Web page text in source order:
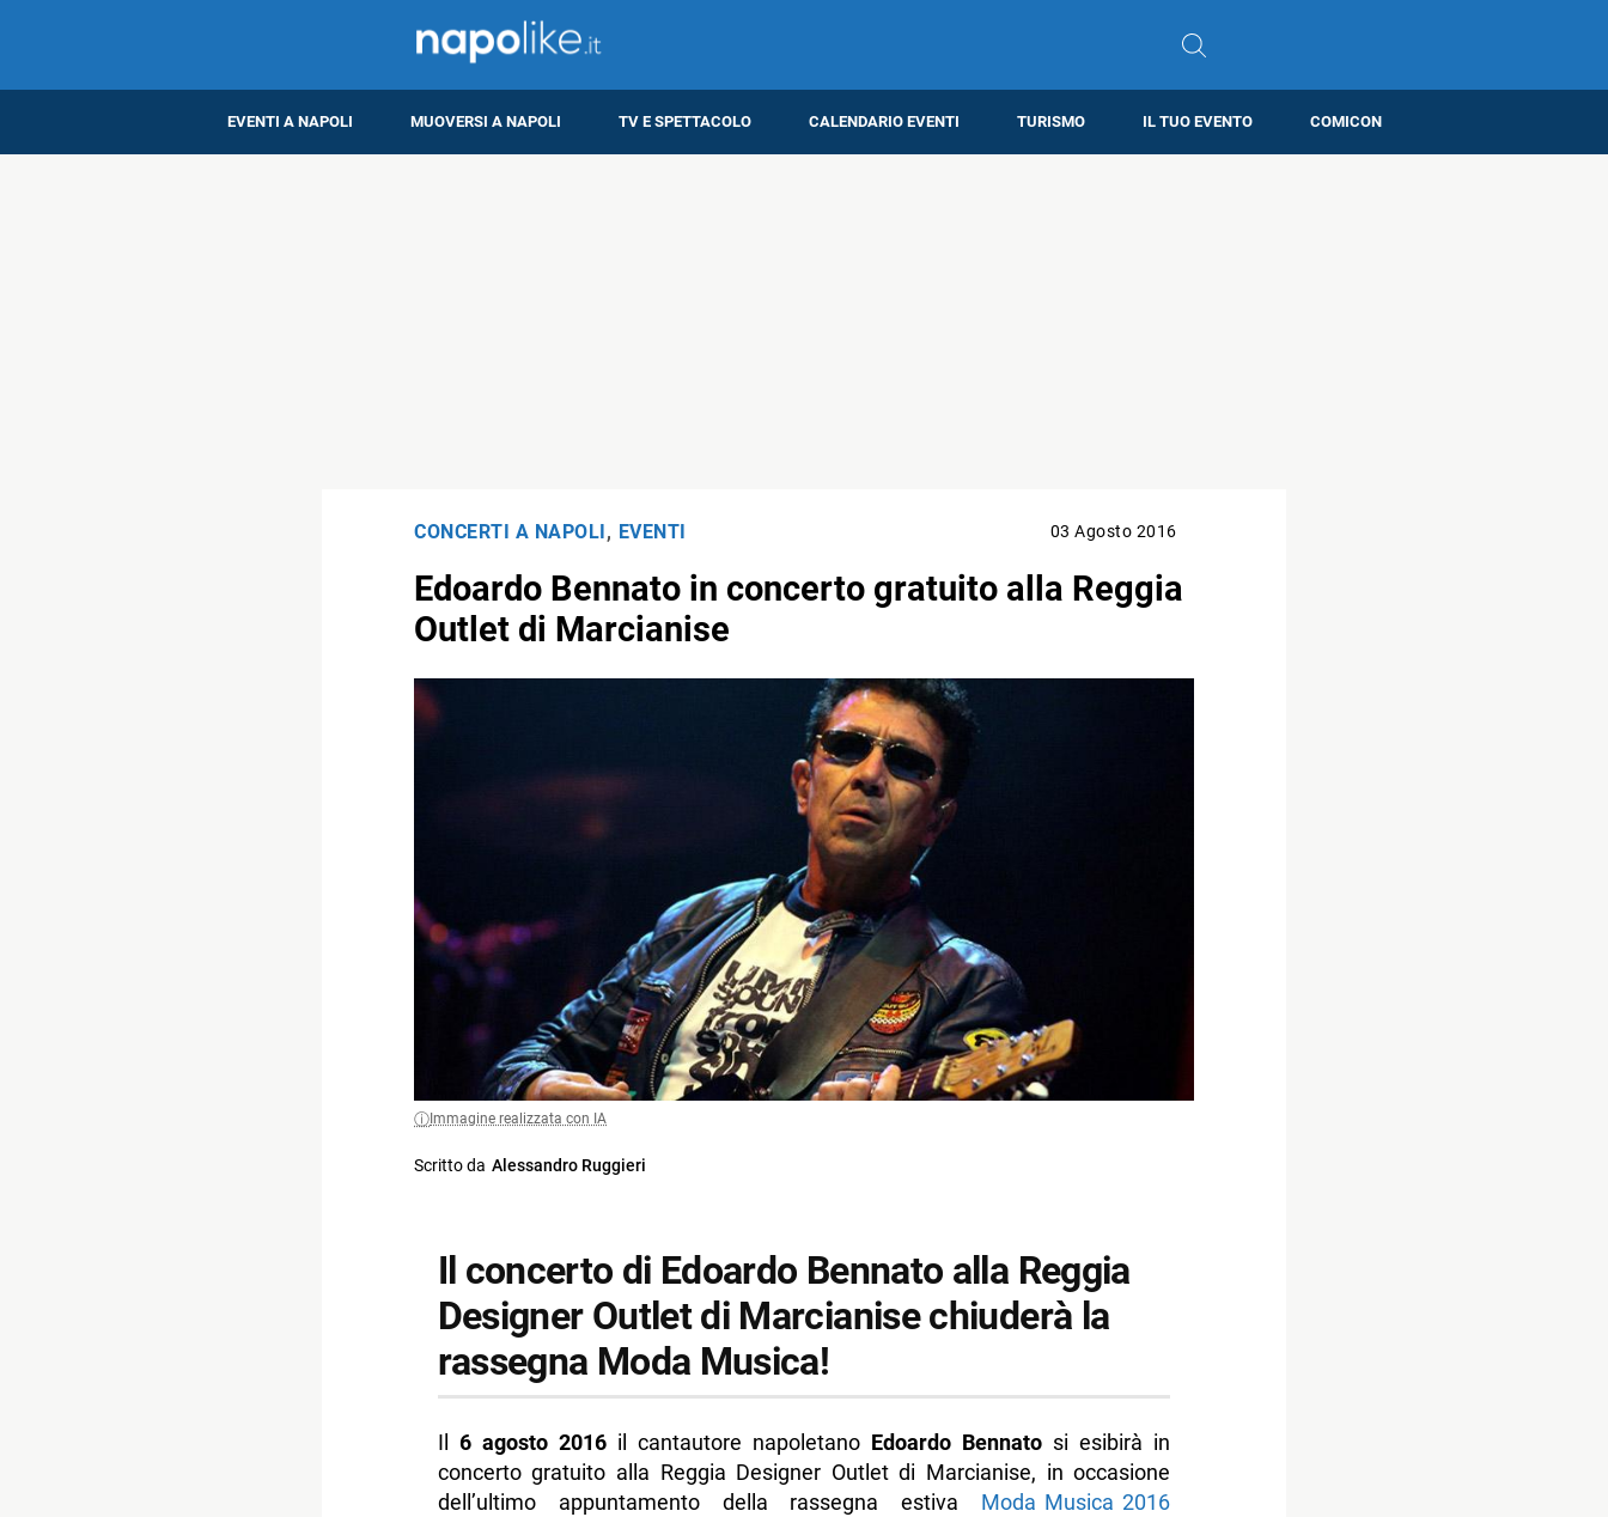
EVENTI A NAPOLI MUOVERSI A NAPOLI TV E SPETTACOLO CALENDARIO EVENTI TURISMO IL TUO EVENTO COMICON
CONCERTI A NAPOLI , EVENTI 03 Agosto 2016
Edoardo Bennato in concerto gratuito alla Reggia
Outlet di Marcianise
Immagine realizzata con IA
Scritto da Alessandro Ruggieri
Il concerto di Edoardo Bennato alla Reggia
Designer Outlet di Marcianise chiuderà la
rassegna Moda Musica!
Il 6 agosto 2016il cantautore napoletano Edoardo Bennato si esibirà in
concerto gratuito alla Reggia Designer Outlet di Marcianise, in occasione
dell’ultimo appuntamento della rassegna estiva Moda Musica 2016